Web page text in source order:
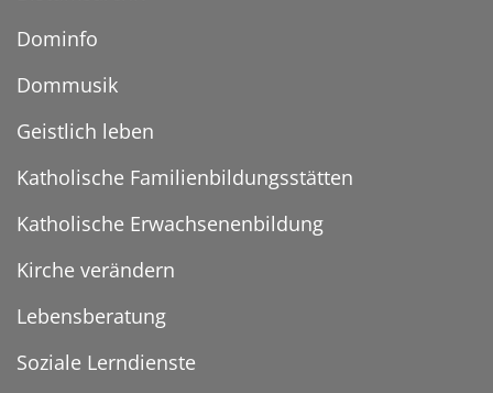
Dominfo
Dommusik
Geistlich leben
Katholische Familienbildungsstätten
Katholische Erwachsenenbildung
Kirche verändern
Lebensberatung
Soziale Lerndienste